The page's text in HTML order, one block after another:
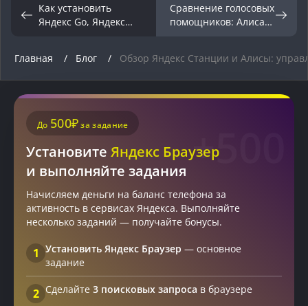
Как установить
Яндекс Go, Яндекс
сервисов
Сравнение голосовых
помощников: Алиса
Главная Блог Обзор Яндекс Станции и Алисы:
+500
До 500₽за задание
Установите Яндекс Браузер
и выполняйте задания
Начисляем деньги на баланс телефона за
активность в сервисах Яндекса. Выполняйте
несколько заданий — получайте бонусы.
1 Установить Яндекс Браузер — основное
задание
2 Сделайте 3 поисковых запроса в браузере